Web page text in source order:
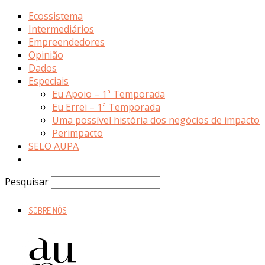
Ecossistema
Intermediários
Empreendedores
Opinião
Dados
Especiais
Eu Apoio – 1ª Temporada
Eu Errei – 1ª Temporada
Uma possível história dos negócios de impacto
Perimpacto
SELO AUPA
Pesquisar
SOBRE NÓS